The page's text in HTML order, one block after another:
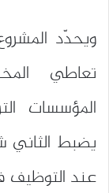
ويحدّد
تعاطي
المؤسسات
يضبط الثاني
عند التوظيف